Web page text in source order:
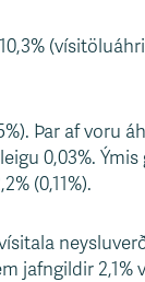
Þar af voru
0,03%.
(0,11%).
jafngildir 2,1%